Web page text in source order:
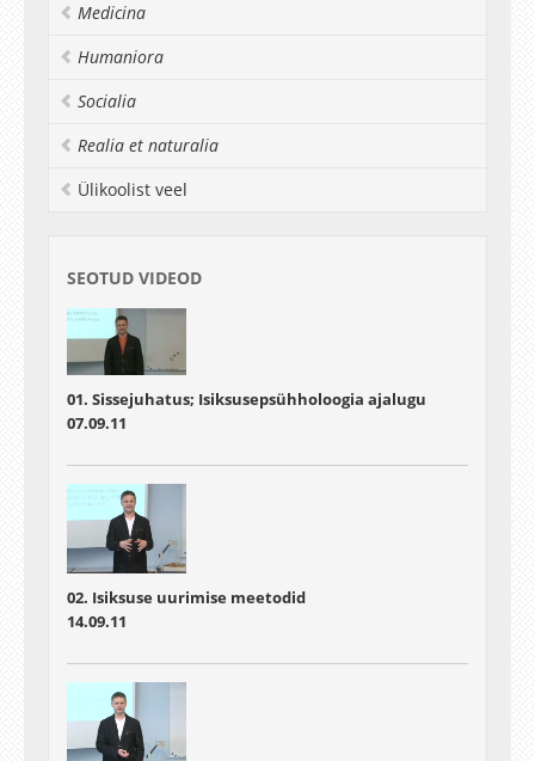
Medicina
Humaniora
Socialia
Realia et naturalia
Ülikoolist veel
SEOTUD VIDEOD
01. Sissejuhatus; Isiksusepsühholoogia ajalugu
07.09.11
02. Isiksuse uurimise meetodid
14.09.11